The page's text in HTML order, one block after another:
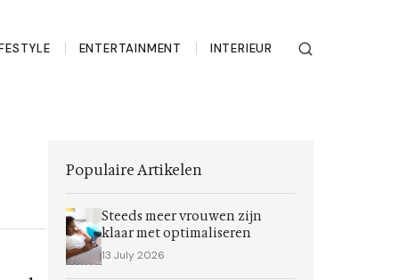
ENTERTAINMENT INTERIEUR
Populaire Artikelen
Steeds meer vrouwen zijn
klaar met optimaliseren
13 July 2026